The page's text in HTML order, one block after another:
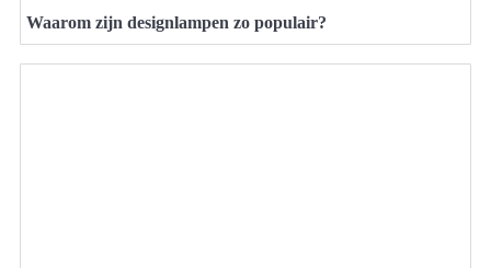
Waarom zijn designlampen zo populair?